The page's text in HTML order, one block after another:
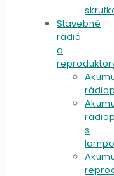
Stavebné
rádiá
a
s